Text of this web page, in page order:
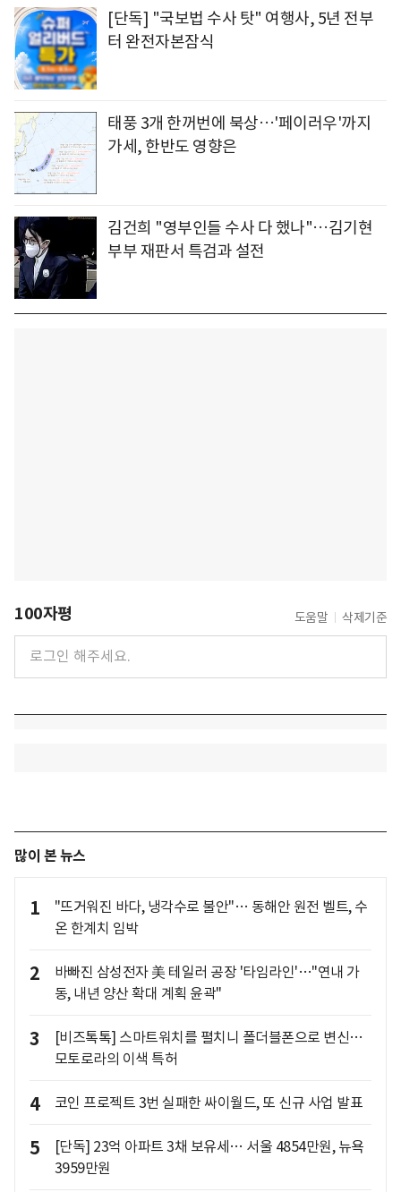
[단독] "국보법 수사 탓" 여행사, 5년 전부
터 완전자본잠식
태풍 3개 한꺼번에 북상…'페이러우'까지
가세, 한반도 영향은
김건희 "영부인들 수사 다 했나"…김기현
부부 재판서 특검과 설전
100자평 도움말 삭제기준
많이 본 뉴스
1
"뜨거워진 바다, 냉각수로 불안"… 동해안 원전 벨트, 수
온 한계치 임박
2
바빠진 삼성전자 美 테일러 공장 '타임라인'…"연내 가
동, 내년 양산 확대 계획 윤곽"
3
[비즈톡톡] 스마트워치를 펼치니 폴더블폰으로 변신…
모토로라의 이색 특허
4 코인 프로젝트 3번 실패한 싸이월드, 또 신규 사업 발표
5
[단독] 23억 아파트 3채 보유세… 서울 4854만원, 뉴욕
3959만원